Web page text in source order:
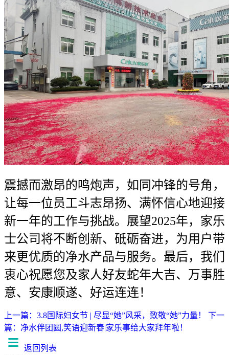
震撼而激昂的鸣炮声，如同冲锋的号角，
让每一位员工斗志昂扬、满怀信心地迎接
新一年的工作与挑战。展望2025年，家乐
士公司将不断创新、砥砺奋进，为用户带
来更优质的净水产品与服务。最后，我们
衷心祝愿您及家人好友蛇年大吉、万事胜
意、安康顺遂、好运连连！
上一篇：3.8国际妇女节 | 尽显“她”风采，致敬“她”力量！
下一
篇：净水伴团圆,笑语迎新春|家乐事给大家拜年啦！
返回列表